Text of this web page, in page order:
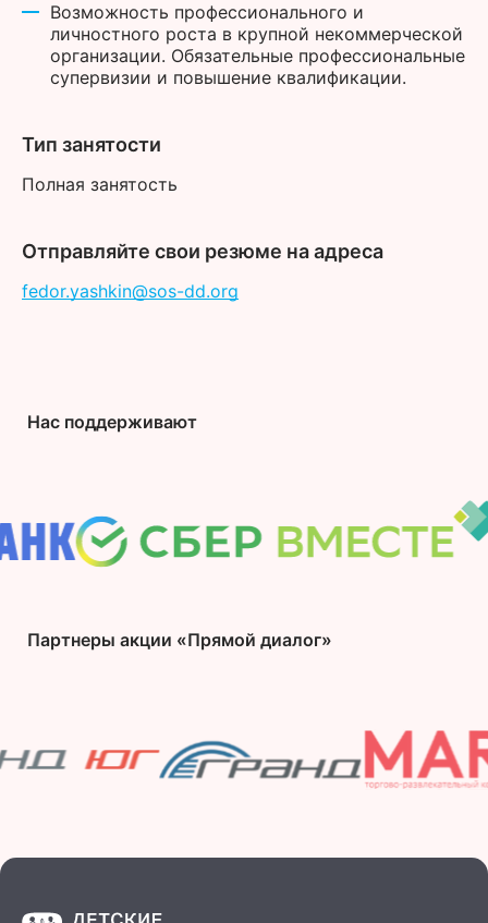
Возможность профессионального и
личностного роста в крупной некоммерческой
организации. Обязательные профессиональные
супервизии и повышение квалификации.
Тип занятости
Полная занятость
Отправляйте свои резюме на адреса
fedor.yashkin@sos-dd.org
Нас поддерживают
Партнеры акции «Прямой диалог»